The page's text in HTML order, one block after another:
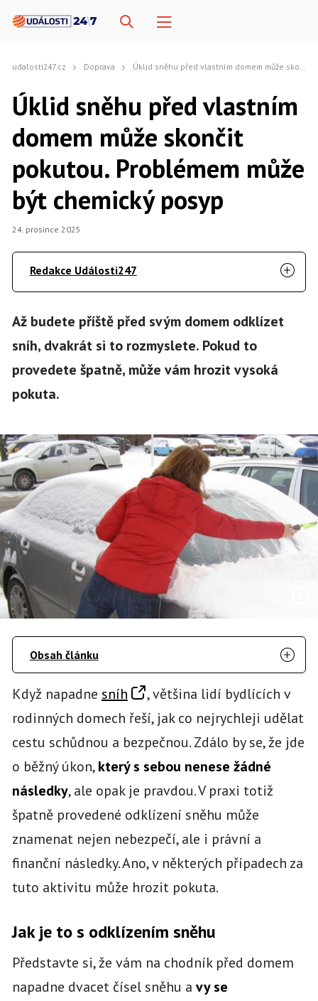
udalosti247.cz Doprava Úklid sněhu před vlastním domem může skončit pokutou. Problémem může být chemický posyp
Úklid sněhu před vlastním
domem může skončit
pokutou. Problémem může
být chemický posyp
24. prosince 2025
Redakce Události247
Až budete příště před svým domem odklízet
sníh, dvakrát si to rozmyslete. Pokud to
provedete špatně, může vám hrozit vysoká
pokuta.
Obsah článku
Když napadne sníh
, většina lidí bydlících v
rodinných domech řeší, jak co nejrychleji udělat
cestu schůdnou a bezpečnou. Zdálo by se, že jde
o běžný úkon,který s sebou nenese žádné
následky, ale opak je pravdou. V praxi totiž
špatně provedené odklízení sněhu může
znamenat nejen nebezpečí, ale i právní a
finanční následky. Ano, v některých případech za
tuto aktivitu může hrozit pokuta.
Jak je to s odklízením sněhu
Představte si, že vám na chodník před domem
napadne dvacet čísel sněhu a vy se